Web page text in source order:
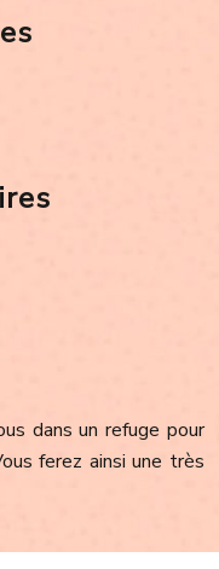
dans un refuge pour
ferez ainsi une très